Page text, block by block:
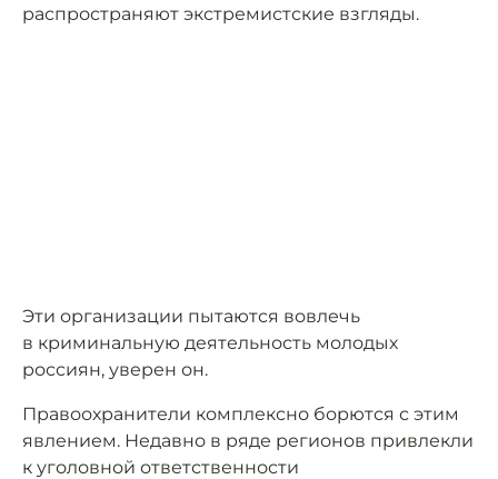
распространяют экстремистские взгляды.
Эти организации пытаются вовлечь
в криминальную деятельность молодых
россиян, уверен он.
Правоохранители комплексно борются с этим
явлением. Недавно в ряде регионов привлекли
к уголовной ответственности